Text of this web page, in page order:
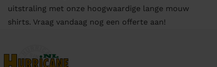
uitstraling met onze hoogwaardige lange mouw
shirts. Vraag vandaag nog een offerte aan!